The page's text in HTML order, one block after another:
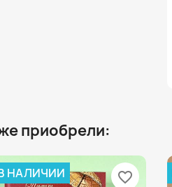
приобрели:
НАЛИЧИИ favorite_border